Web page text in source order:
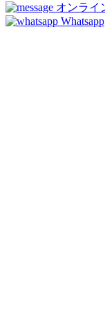
オンライ
Whatsapp